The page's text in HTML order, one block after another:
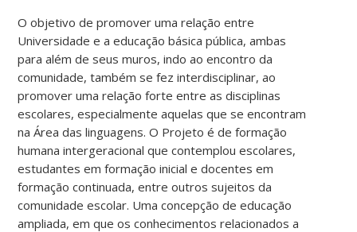
O objetivo de promover uma relação entre
Universidade e a educação básica pública, ambas
para além de seus muros, indo ao encontro da
comunidade, também se fez interdisciplinar, ao
promover uma relação forte entre as disciplinas
escolares, especialmente aquelas que se encontram
na Área das linguagens. O Projeto é de formação
humana intergeracional que contemplou escolares,
estudantes em formação inicial e docentes em
formação continuada, entre outros sujeitos da
comunidade escolar. Uma concepção de educação
ampliada, em que os conhecimentos relacionados a